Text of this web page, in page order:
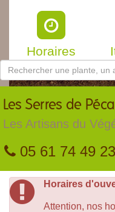
Horaires
Les Serres de
Les Artisans du
05 61 74 49 23
Horaires
Attention, nos